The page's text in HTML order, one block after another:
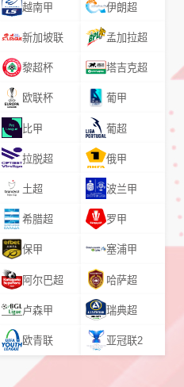
越南甲 伊朗超
新加坡联 孟加拉超
黎超杯 塔吉克超
欧联杯 葡甲
比甲 葡超
拉脱超 俄甲
土超 波兰甲
希腊超 罗甲
保甲 塞浦甲
阿尔巴超 哈萨超
卢森甲 瑞典超
欧青联 亚冠联2